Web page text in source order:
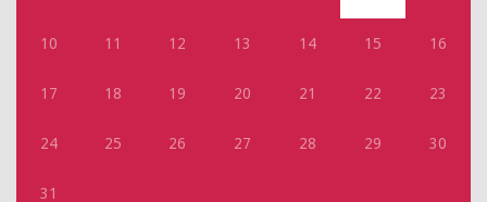
10 11 12 13 14 15 16
17 18 19 20 21 22 23
24 25 26 27 28 29 30
31